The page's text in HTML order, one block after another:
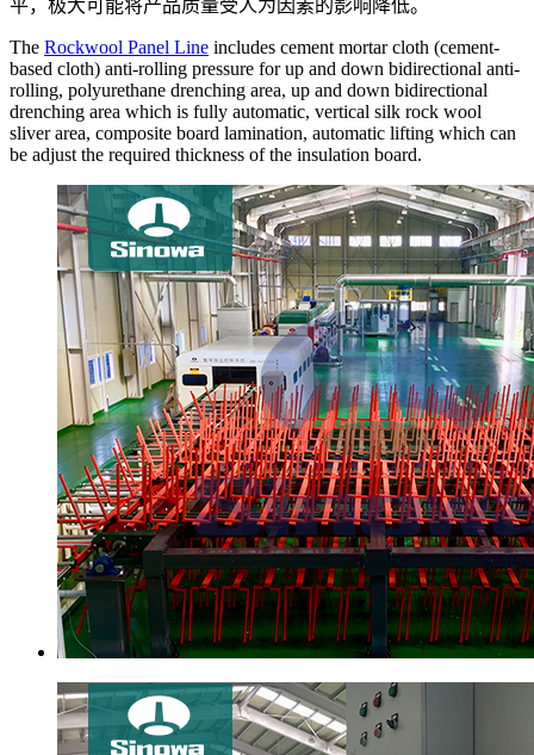
平，极大可能将产品质量受人为因素的影响降低。
The Rockwool Panel Line includes cement mortar cloth (cement-
based cloth) anti-rolling pressure for up and down bidirectional anti-
rolling, polyurethane drenching area, up and down bidirectional
drenching area which is fully automatic, vertical silk rock wool
sliver area, composite board lamination, automatic lifting which can
be adjust the required thickness of the insulation board.